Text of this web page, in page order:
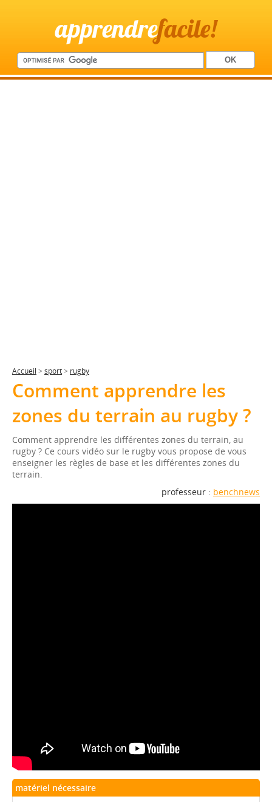
apprendrefacile!
Accueil > sport> rugby
Comment apprendre les
zones du terrain au rugby ?
Comment apprendre les différentes zones du terrain, au
rugby ? Ce cours vidéo sur le rugby vous propose de vous
enseigner les règles de base et les différentes zones du
terrain.
professeur : benchnews
matériel nécessaire